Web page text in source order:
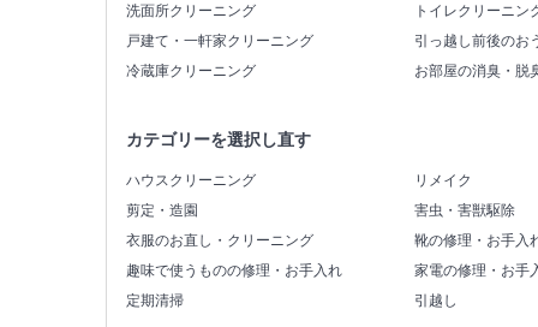
洗面所クリーニング
トイレクリーニン
戸建て・一軒家クリーニング
引っ越し前後のお
冷蔵庫クリーニング
お部屋の消臭・脱
カテゴリーを選択し直す
ハウスクリーニング
リメイク
剪定・造園
害虫・害獣駆除
衣服のお直し・クリーニング
靴の修理・お手入
趣味で使うものの修理・お手入れ
家電の修理・お手
定期清掃
引越し